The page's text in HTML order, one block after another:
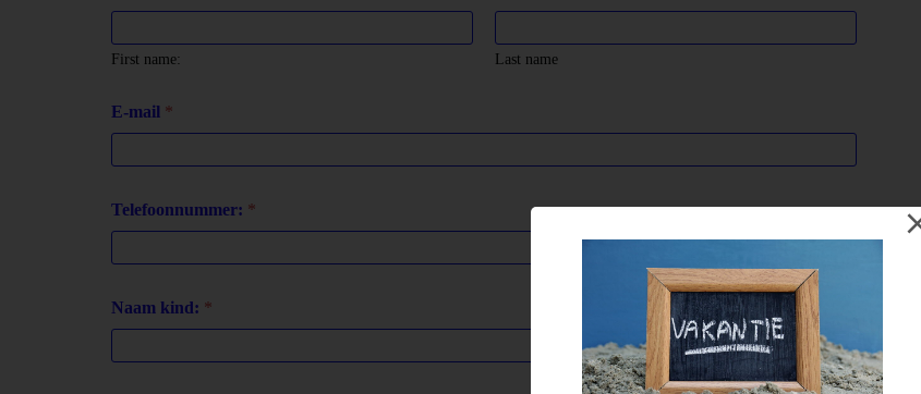
First name: Last name
E-mail *
Telefoonnummer: *
Naam kind: * Leeftijd kind: